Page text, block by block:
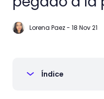
Lorena Paez- 18 Nov 21
Índice